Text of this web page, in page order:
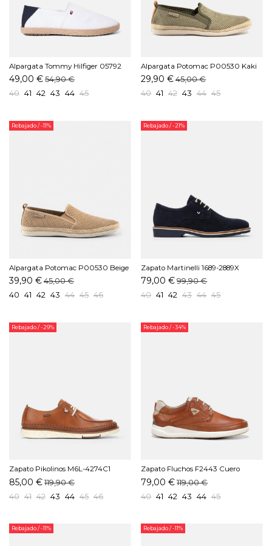
Alpargata Tommy Hilfiger 05792
YBS Blanco
49,00 €54,90 €
40 41 42 43 44 45
Alpargata Potomac P00530 Kaki
29,90 € 45,00 €
40 41 42 43 44 45
Rebajado/ -11%
Alpargata Potomac P00530 Beige
39,90 €45,00 €
40 41 42 43 44 45 46
Rebajado/ -21%
Zapato Martinelli 1689-2889X
Marino
79,00 € 99,90 €
40 41 42 43 44 45
Rebajado/ -29%
Zapato Pikolinos M6L-4274C1
Brandy
85,00 €119,90 €
40 41 42 43 44 45 46
Rebajado/ -34%
Zapato Fluchos F2443 Cuero
79,00 € 119,00 €
40 41 42 43 44 45
Rebajado/ -11% Rebajado/ -11%